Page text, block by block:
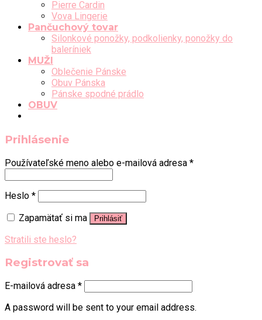
Pierre Cardin
Vova Lingerie
Pančuchový tovar
Silonkové ponožky, podkolienky, ponožky do
baleríniek
MUŽI
Oblečenie Pánske
Obuv Pánska
Pánske spodné prádlo
OBUV
Prihlásenie
Používateľské meno alebo e-mailová adresa *
Heslo *
Zapamätať si ma
Prihlásiť
Stratili ste heslo?
Registrovať sa
E-mailová adresa *
A password will be sent to your email address.